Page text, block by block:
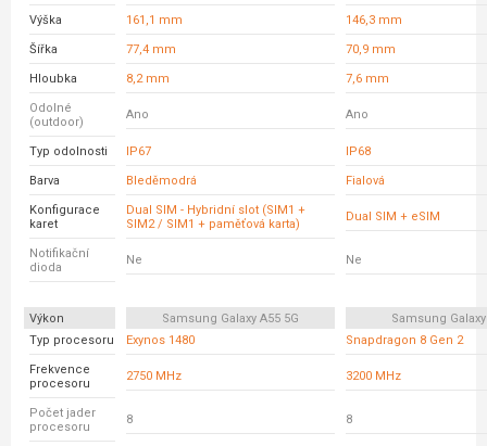
Výška 161,1 mm 146,3 mm
Šířka 77,4 mm 70,9 mm
Hloubka 8,2 mm 7,6 mm
Odolné
(outdoor)
Ano Ano
Typ odolnosti IP67 IP68
Barva Bleděmodrá Fialová
Konfigurace
karet
Dual SIM - Hybridní slot (SIM1 +
SIM2 / SIM1 + paměťová karta)
Dual SIM + eSIM
Notifikační
dioda
Ne Ne
Výkon Samsung Galaxy A55 5G
Samsung Galaxy
Typ procesoru
Exynos 1480 Snapdragon 8 Gen 2
Frekvence
procesoru
2750 MHz 3200 MHz
Počet jader
procesoru
8 8